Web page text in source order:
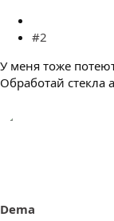
#2
У меня тоже
Обработай стекла
Dema